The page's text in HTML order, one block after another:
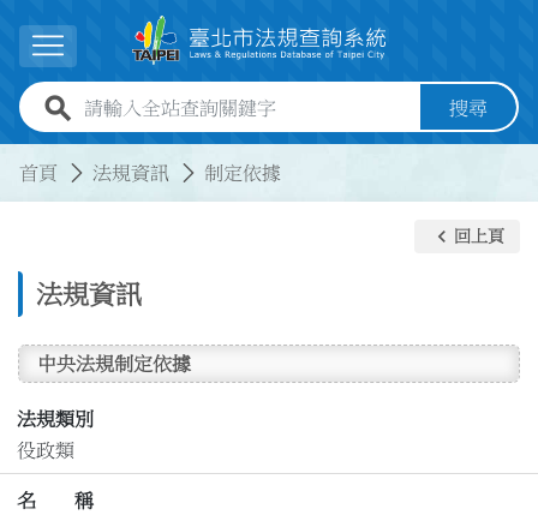
展開選單
全站查詢關鍵字欄位 搜尋
首頁 法規資訊 制定依據
法規資訊
keyboard_arrow_left 回上頁
中央法規制定依據
法規類別
役政類
名 稱